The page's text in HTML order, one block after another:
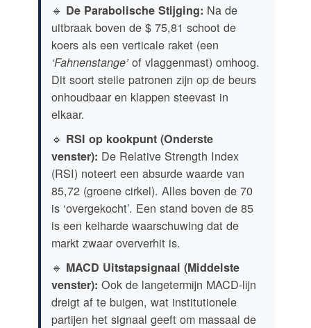
🔹 De Parabolische Stijging: Na de
uitbraak boven de $ 75,81 schoot de
koers als een verticale raket (een
‘Fahnenstange’ of vlaggenmast) omhoog.
Dit soort steile patronen zijn op de beurs
onhoudbaar en klappen steevast in
elkaar.
🔹 RSI op kookpunt (Onderste
venster): De Relative Strength Index
(RSI) noteert een absurde waarde van
85,72 (groene cirkel). Alles boven de 70
is ‘overgekocht’. Een stand boven de 85
is een keiharde waarschuwing dat de
markt zwaar oververhit is.
🔹 MACD Uitstapsignaal (Middelste
venster): Ook de langetermijn MACD-lijn
dreigt af te buigen, wat institutionele
partijen het signaal geeft om massaal de